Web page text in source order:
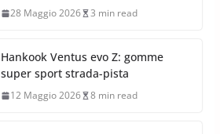
28 Maggio 2026 3 min read
Hankook Ventus evo Z: gomme
super sport strada-pista
12 Maggio 2026 8 min read